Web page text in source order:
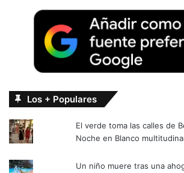
Los + Populares
El verde toma las calles de
Noche en Blanco
Un niño muere tras una